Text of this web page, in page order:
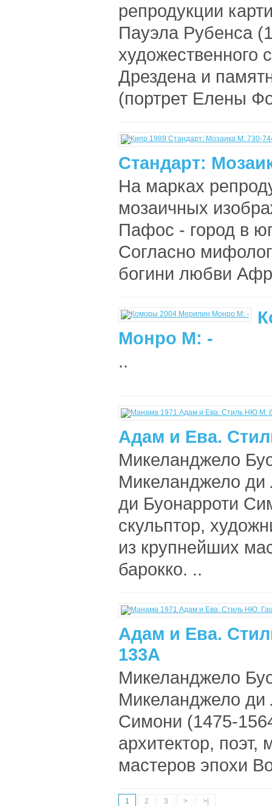
репродукции
Пауэла Рубенса
художественного
Дрездена и
(портрет Елены
Стандарт:
На марках
мозаичных
Пафос - город в
Согласно
богини любви
Монро M: -
..
Адам и Ева.
Микеланджело
Микеланджело ди
ди Буонарроти
скульптор,
из крупнейших
барокко. ..
Адам и Ева.
133А
Микеланджело
Микеланджело ди
Симони (1475-
архитектор,
мастеров эпохи
1 2 3 > >|